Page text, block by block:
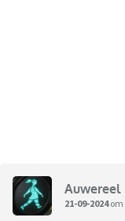
Auwereel
21-09-2024om